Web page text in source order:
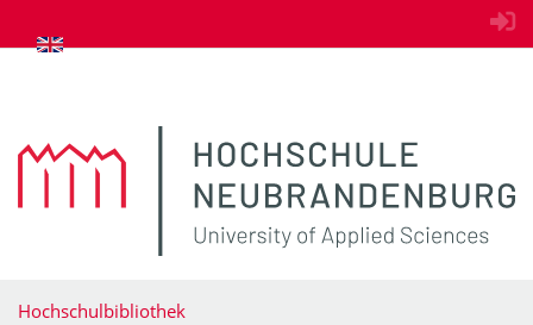
zum Inhalt springen
Hochschulbibliothek